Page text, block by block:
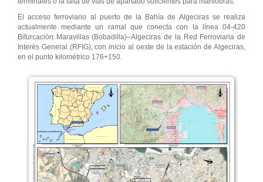
El acceso ferroviario al puerto de la Bahía de Algeciras se realiza
actualmente mediante un ramal que conecta con la línea 04-420
Bifurcación Maravillas (Bobadilla)–Algeciras de la Red Ferroviaria de
Interés General (RFIG), con inicio al oeste de la estación de Algeciras,
en el punto kilométrico 176+150.